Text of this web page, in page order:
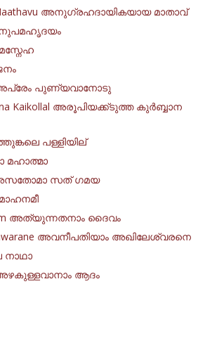
Maathavu അനുഗ്രഹദായികയായ മാതാവ്
അനുപമഹൃദയം
അപ്രേം പുണ്യവാനോടു
Kaikollal അരൂപിയക്ക്ടുത്ത കുർബ്ബാന
പള്ളിയില്
മഹാത്മാ
അസതോമാ സത് ഗമയ
അത്യുന്നതനാം ദൈവം
അവനീപതിയാം അഖിലേശ്വരനെ
നാഥാ
അഴകുള്ളവാനാം ആദം